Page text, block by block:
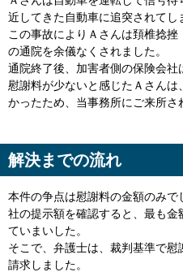
近してきた自動車に追突されてし
この事故によりＡさんは頚椎捻
の通院を余儀なくされました。
通院終了後、加害者側の保険会社
慰謝料が少ないと感じたＡさん
かったため、当事務所にご来所さ
解決までの流れ
本件の争点は慰謝料の金額のみ
社の提示額を確認すると、最も
ていまいした。
そこで、弁護士は、裁判基準で
請求しました。